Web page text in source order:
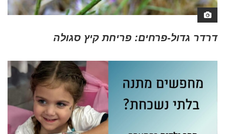
דרדר גדול-פרחים: פריחת קיץ סגולה